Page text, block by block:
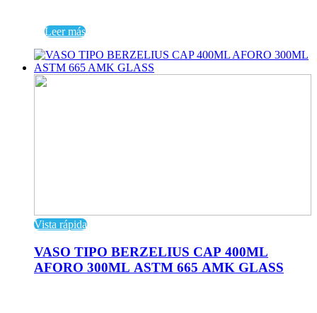
Leer más
Vista rápida
VASO TIPO BERZELIUS CAP 400ML
AFORO 300ML ASTM 665 AMK GLASS